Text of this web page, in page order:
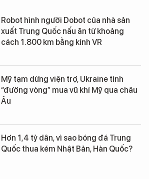
Robot hình người Dobot của nhà sản
xuất Trung Quốc nấu ăn từ khoảng
cách 1.800 km bằng kính VR
Mỹ tạm dừng viện trợ, Ukraine tính
“đường vòng” mua vũ khí Mỹ qua châu
Âu
Hơn 1,4 tỷ dân, vì sao bóng đá Trung
Quốc thua kém Nhật Bản, Hàn Quốc?